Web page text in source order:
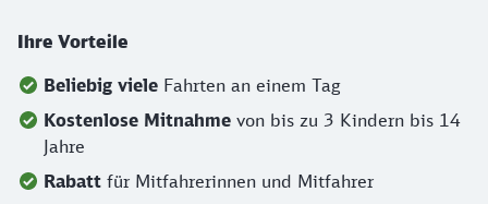
Ihre Vorteile
Beliebig viele Fahrten an einem Tag
Kostenlose Mitnahme von bis zu 3 Kindern bis 14
Jahre
Rabatt für Mitfahrerinnen und Mitfahrer